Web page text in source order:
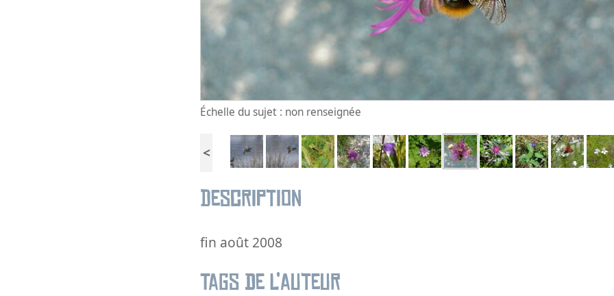
Échelle du sujet : non renseignée
<
Description
fin août 2008
Tags de l’auteur